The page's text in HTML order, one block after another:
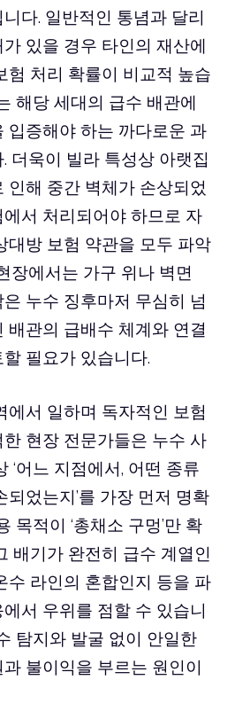
다. 일반적인 통념과 달리
있을 경우 타인의 재산에
험 처리 확률이 비교적 높습
해당 세대의 급수 배관에
입증해야 하는 까다로운 과
더욱이 빌라 특성상 아랫집
인해 중간 벽체가 손상되었
서 처리되어야 하므로 자
대방 보험 약관을 모두 파악
장에서는 가구 위나 벽면
누수 징후마저 무심히 넘
배관의 급배수 체계와 연결
필요가 있습니다.
에서 일하며 독자적인 보험
현장 전문가들은 누수 사
‘어느 지점에서, 어떤 종류
었는지’를 가장 먼저 명확
목적이 ‘총채소 구멍’만 확
배기가 완전히 급수 계열인
수 라인의 혼합인지 등을 파
서 우위를 점할 수 있습니
탐지와 발굴 없이 안일한
불이익을 부르는 원인이